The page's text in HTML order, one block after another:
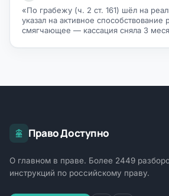
«По грабежу (ч. 2 ст. 161) шёл на
указал на активное способствование
смягчающее — кассация сняла 3
Право Доступно
О главном в праве. Более 2449
инструкций по российскому праву.